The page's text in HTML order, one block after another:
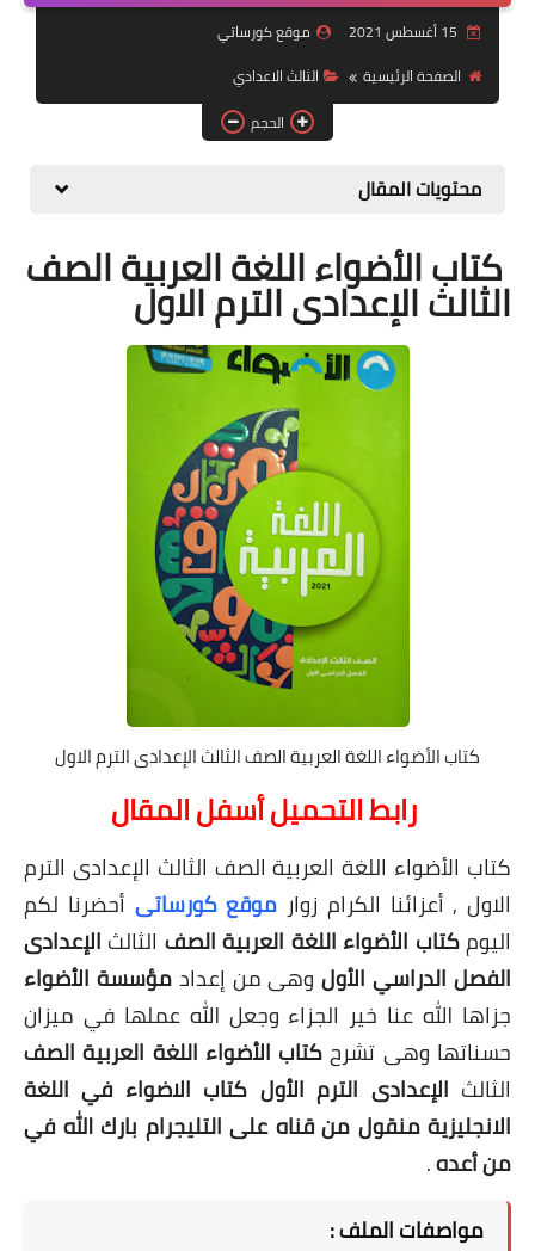
موضوعات
تربويات
تكنولوجيا
روايات
صحة
موقع كورساتي
الصفحة الرئيسية
الثالث الاعدادي
الحجم
محتويات المقال
كتاب الأضواء اللغة العربية الصف
الثالث الإعدادى الترم الاول
كتاب الأضواء اللغة العربية الصف الثالث الإعدادى الترم الاول
رابط التحميل أسفل المقال
كتاب الأضواء اللغة العربية الصف الثالث الإعدادى الترم
الاول , أعزائنا الكرام زوار موقع كورساتى أحضرنا لكم
اليومكتاب الأضواء اللغة العربية الصف الثالث الإعدادى
الفصل الدراسي الأول وهى من إعدادمؤسسة الأضواء
جزاها الله عنا خير الجزاء وجعل الله عملها في ميزان
حسناتها وهى تشرحكتاب الأضواء اللغة العربية الصف
الثالث الإعدادى الترم الأول كتاب الاضواء في اللغة
الانجليزية منقول من قناه على التليجرام بارك الله في
من أعده.
مواصفات الملف :